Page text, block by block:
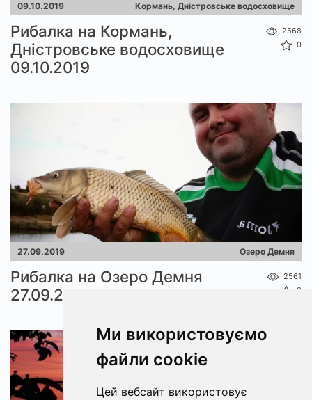
Ми використовуємо
файли cookie
Цей вебсайт використовує
09.10.2019 Кормань, Дністровське водосховище
Рибалка на Кормань,
Дністровське водосховище
09.10.2019
2568
0
27.09.2019 Озеро Демня
Рибалка на Озеро Демня
27.09.2019
2561
0